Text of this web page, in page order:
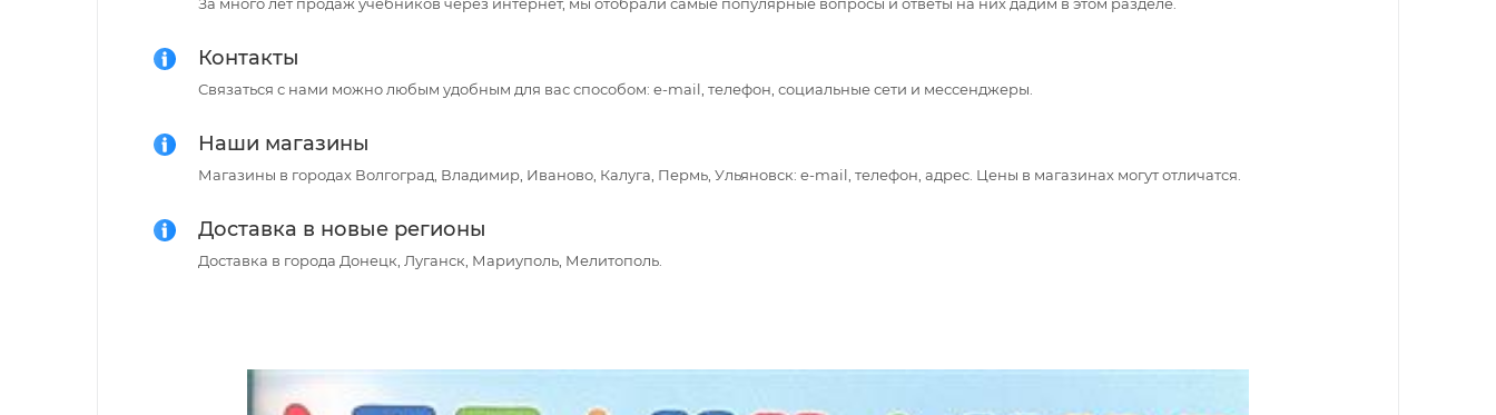
Контакты
Связаться с нами можно любым удобным для вас способом: e-mail, телефон, социальные сети и мессенджеры.
Наши магазины
Магазины в городах Волгоград, Владимир, Иваново, Калуга, Пермь, Ульяновск: e-mail, телефон, адрес. Цены в магазинах могут отличатся.
Доставка в новые регионы
Доставка в города Донецк, Луганск, Мариуполь, Мелитополь.